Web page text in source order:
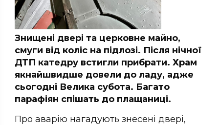
Знищені двері та церковне майно,
смуги від коліс на підлозі. Після нічної
ДТП катедру встигли прибрати. Храм
якнайшвидше довели до ладу, адже
сьогодні Велика субота. Багато
парафіян спішать до плащаниці.
Про аварію нагадують знесені двері,